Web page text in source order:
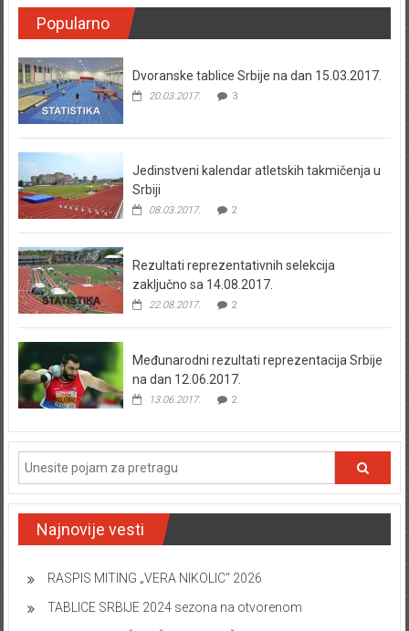
Popularno
Dvoranske tablice Srbije na dan 15.03.2017.
20.03.2017. 3
Jedinstveni kalendar atletskih takmičenja u
Srbiji
08.03.2017. 2
Rezultati reprezentativnih selekcija
zaključno sa 14.08.2017.
22.08.2017. 2
Međunarodni rezultati reprezentacija Srbije
na dan 12.06.2017.
13.06.2017. 2
Najnovije vesti
RASPIS MITING „VERA NIKOLIC“ 2026
TABLICE SRBIJE 2024 sezona na otvorenom